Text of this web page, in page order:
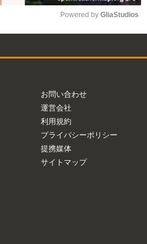
Powered by GliaStudios
お問い合わせ
運営会社
利用規約
プライバシーポリシー
提携媒体
サイトマップ